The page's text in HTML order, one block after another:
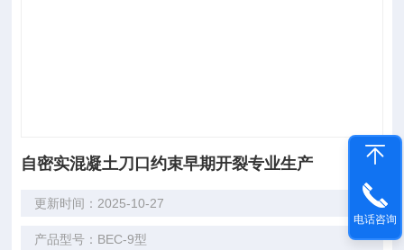
自密实混凝土刀口约束早期开裂专业生产
更新时间：2025-10-27
产品型号：BEC-9型
电话咨询